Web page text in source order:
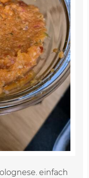
einfach